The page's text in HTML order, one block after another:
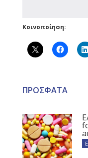
Κοινοποίηση:
ΠΡΟΣΦΑΤΑ